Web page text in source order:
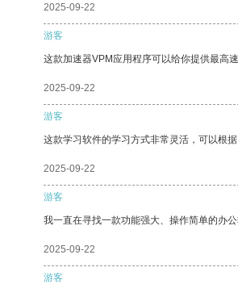
2025-09-22
游客
这款加速器VPM应用程序可以给你提供最高
2025-09-22
游客
这款学习软件的学习方式非常灵活，可以根
2025-09-22
游客
我一直在寻找一款功能强大、操作简单的办
2025-09-22
游客